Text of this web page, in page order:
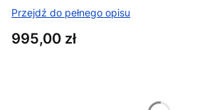
Przejdź do pełnego opisu
Cena
995,00 zł